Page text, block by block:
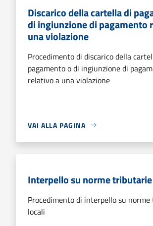
Discarico della cartella di
di ingiunzione di pagamento
una violazione
Procedimento di discarico della
pagamento o di ingiunzione di
relativo a una violazione
VAI ALLA PAGINA
Interpello su norme
Procedimento di interpello su
locali